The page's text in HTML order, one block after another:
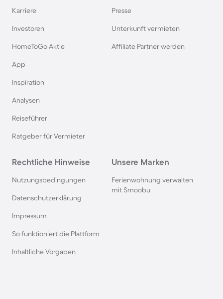
Pensionen in Italien
Pensionen auf Sardinien
Pensionen an der Polnischen Ostsee
Pensionen in Süddeutschland
Pensionen im Spreewald
Karriere
Investoren
HomeToGo Aktie
App
Inspiration
Analysen
Reiseführer
Ratgeber für Vermieter
Presse
Unterkunft vermieten
Affiliate Partner werden
Rechtliche Hinweise
Nutzungsbedingungen
Datenschutzerklärung
Impressum
So funktioniert die Plattform
Inhaltliche Vorgaben
Unsere Marken
Ferienwohnung verwalten
mit Smoobu